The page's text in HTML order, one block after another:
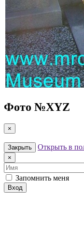
Фото №XYZ
×
Закрыть Открыть в
×
Имя
Запомнить меня
Вход